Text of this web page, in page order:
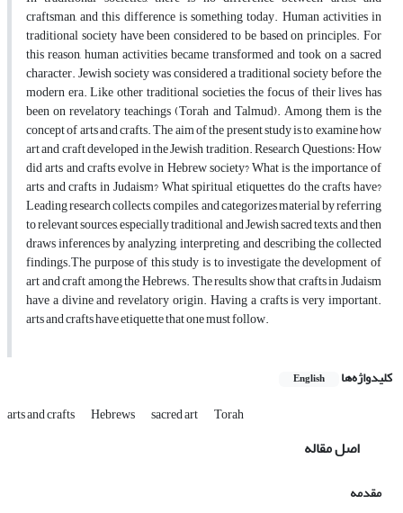
craftsman, and this difference is something today. Human activities in
traditional society have been considered to be based on principles. For
this reason, human activities became transformed and took on a sacred
character. Jewish society was considered a traditional society before the
modern era. Like other traditional societies, the focus of their lives has
been on revelatory teachings (Torah and Talmud). Among them is the
concept of arts and crafts. The aim of the present study is to examine how
art and craft developed in the Jewish tradition. Research Questions: How
did arts and crafts evolve in Hebrew society? What is the importance of
arts and crafts in Judaism? What spiritual etiquettes do the crafts have?
Leading research collects, compiles, and categorizes material by referring
to relevant sources, especially traditional and Jewish sacred texts, and then
draws inferences by analyzing, interpreting, and describing the collected
findings.The purpose of this study is to investigate the development of
art and craft among the Hebrews. The results show that crafts in Judaism
have a divine and revelatory origin. Having a crafts is very important.
arts and crafts have etiquette that one must follow.
کلیدواژه‌ها English
arts and crafts Hebrews sacred art Torah
اصل مقاله
مقدمه